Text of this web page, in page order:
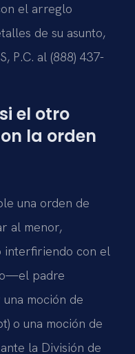
el arreglo
de su asunto,
P.C. al (888) 437-
el otro
la orden
una orden de
al menor,
interfiriendo con el
padre
moción de
o una moción de
la División de